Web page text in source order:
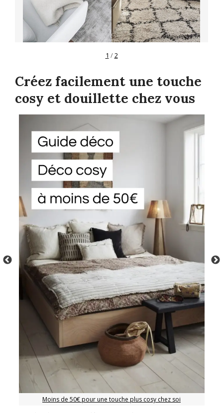
1 /2
Créez facilement une touche
cosy et douillette chez vous
Moins de 50€ pour une touche plus cosy chez soi